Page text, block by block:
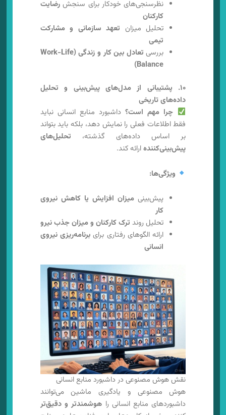
نظرسنجی‌های خودکار برای سنجشرضایت
کارکنان
تحلیل میزان تعهد سازمانی و مشارکت
تیمی
بررسی
تعادل بین کار و زندگی (Work-Life
Balance)
۱۰. پشتیبانی از مدل‌های پیش‌بینی و تحلیل
داده‌های تاریخی
چرا مهم است؟داشبورد منابع انسانی نباید
فقط اطلاعات فعلی را نمایش دهد، بلکه باید بتواند
بر اساس داده‌های گذشته، تحلیل‌های
پیش‌بینی‌کنندهارائه کند.
ویژگی‌ها:
پیش‌بینی میزان افزایش یا کاهش نیروی
کار
تحلیل روند ترک کارکنان و میزان جذب نیرو
ارائه الگوهای رفتاری برای برنامه‌ریزی نیروی
انسانی
نقش هوش مصنوعی در داشبورد منابع انسانی
هوش مصنوعی و یادگیری ماشین می‌توانند
داشبوردهای منابع انسانی را هوشمندتر و دقیق‌تر